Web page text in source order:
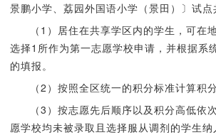
景鹏小学、荔园外国语小学（景田）〕试点
（1）居住在共享学区内的学生，可在
选择1所作为第一志愿学校申请，并根据系
的填报。
（2）按照全区统一的积分标准计算积分
（3）按志愿先后顺序以及积分高低依
愿学校均未被录取且选择服从调剂的学生纳